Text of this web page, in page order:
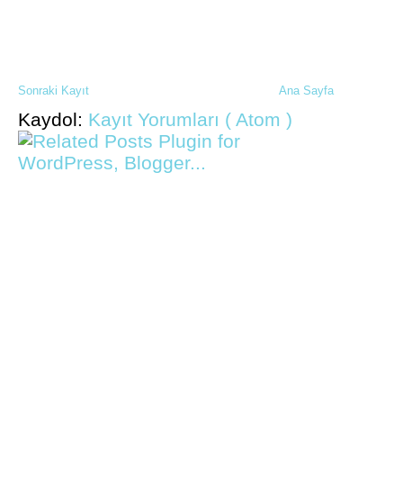
Sonraki Kayıt Ana Sayfa
Kaydol: Kayıt Yorumları ( Atom )